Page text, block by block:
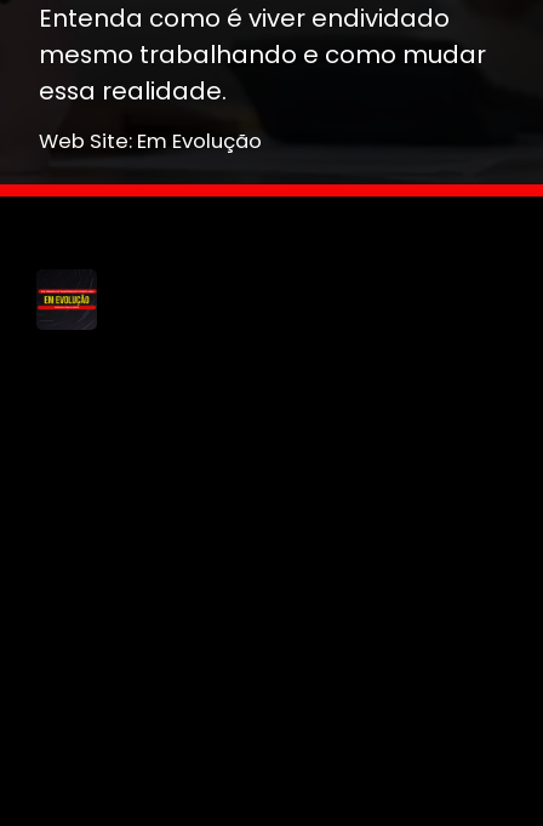
Entenda como é viver endividado
mesmo trabalhando e como mudar
essa realidade.
Web Site: Em Evolução